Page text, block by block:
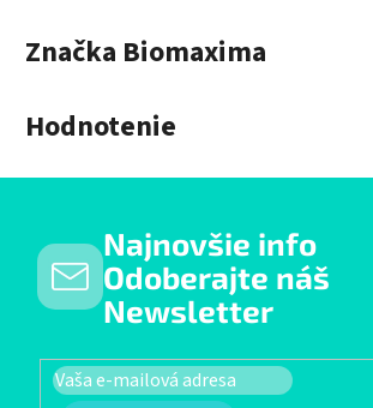
Značka Biomaxima
Hodnotenie
Najnovšie info
Odoberajte náš
Newsletter